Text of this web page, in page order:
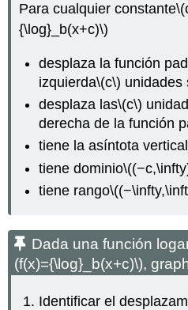
Para cualquier constante
{\log}_b(x+c)\)
desplaza la función
izquierda\(c\) unidades
desplaza las\(c\)
derecha de la función
tiene la asíntota vertical
tiene dominio
tiene rango
Dada una función
(f(x)={\log}_b(x+c)\),
Identificar el